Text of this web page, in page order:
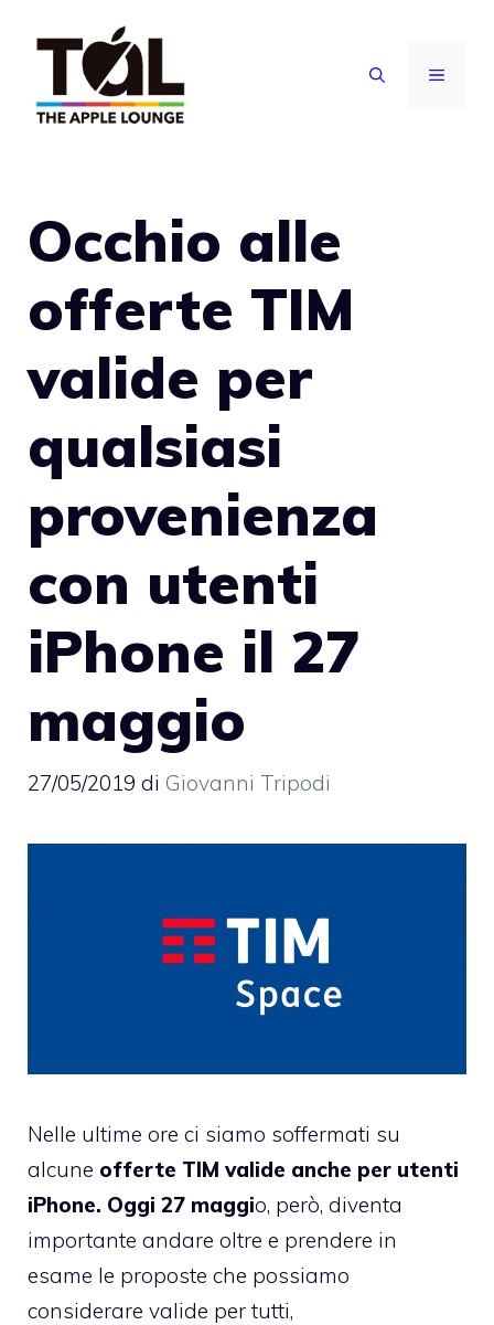
contenuto
MENU
Occhio alle
offerte TIM
valide per
qualsiasi
provenienza
con utenti
iPhone il 27
maggio
27/05/2019 di Giovanni Tripodi
Nelle ultime ore ci siamo soffermati su
alcune offerte TIM valide anche per utenti
iPhone. Oggi 27 maggio, però, diventa
importante andare oltre e prendere in
esame le proposte che possiamo
considerare valide per tutti,